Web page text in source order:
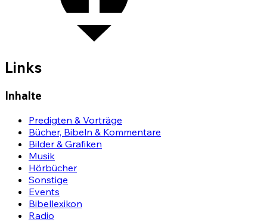
Links
Inhalte
Predigten & Vorträge
Bücher, Bibeln & Kommentare
Bilder & Grafiken
Musik
Hörbücher
Sonstige
Events
Bibellexikon
Radio